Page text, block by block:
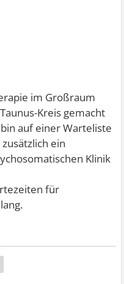
im Großraum
Kreis gemacht
auf einer Warteliste
ein
Klinik
für